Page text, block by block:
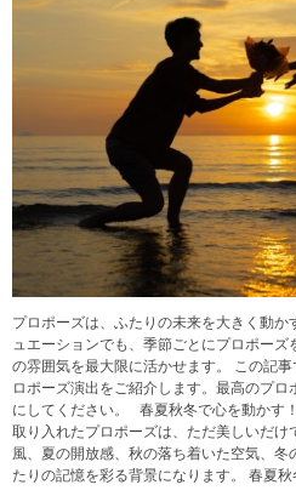
プロポーズは、ふたりの未来を大きく動
ュエーションでも、季節ごとにプロポー
の雰囲気を最大限に活かせます。 この記
ロポーズ演出をご紹介します。最高のプ
にしてください。 春夏秋冬で心を動かす
取り入れたプロポーズは、ただ美しいだけ
風、夏の開放感、秋の落ち着いた空気、
たりの記憶を彩る背景になります。 春夏秋